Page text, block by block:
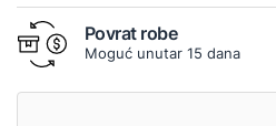
Povrat robe
Moguć unutar 15 dana